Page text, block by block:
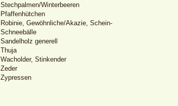
Stechpalmen/Winterbeeren
Pfaffenhütchen
Robinie, Gewöhnliche/Akazie, Schein-
Schneebälle
Sandelholz generell
Thuja
Wacholder, Stinkender
Zeder
Zypressen